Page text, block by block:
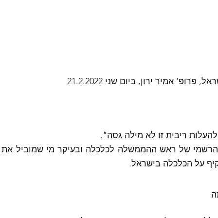
אמיר ירון, ביום שני 21.2.2022
ריבית זו לא מילה גסה".
על הכלכלה בישראל.